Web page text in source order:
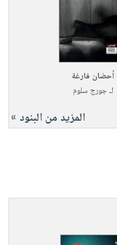
أحضان فارغة
لـجورج سلوم
المزيد من البنود »